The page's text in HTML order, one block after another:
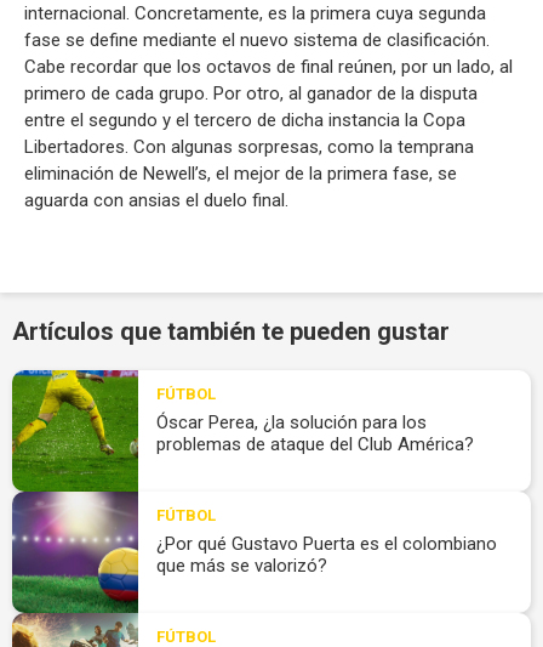
internacional. Concretamente, es la primera cuya segunda
fase se define mediante el nuevo sistema de clasificación.
Cabe recordar que los octavos de final reúnen, por un lado, al
primero de cada grupo. Por otro, al ganador de la disputa
entre el segundo y el tercero de dicha instancia la Copa
Libertadores. Con algunas sorpresas, como la temprana
eliminación de Newell’s, el mejor de la primera fase, se
aguarda con ansias el duelo final.
Artículos que también te pueden gustar
FÚTBOL
Óscar Perea, ¿la solución para los
problemas de ataque del Club América?
FÚTBOL
¿Por qué Gustavo Puerta es el colombiano
que más se valorizó?
FÚTBOL